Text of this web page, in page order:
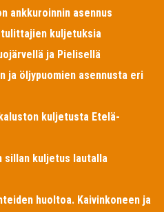
ankkuroinnin asennus
kuljetuksia
ja Pielisellä
ja öljypuomien asennusta eri
kuljetusta Etelä-
sillan kuljetus lautalla
huoltoa. Kaivinkoneen ja